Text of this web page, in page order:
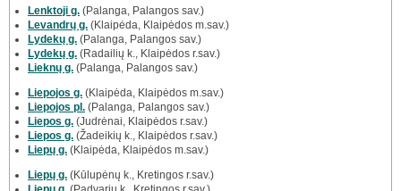
Lenktoji g. (Palanga, Palangos sav.)
Levandrų g. (Klaipėda, Klaipėdos m.sav.)
Lydekų g. (Palanga, Palangos sav.)
Lydekų g. (Radailių k., Klaipėdos r.sav.)
Lieknų g. (Palanga, Palangos sav.)
Liepojos g. (Klaipėda, Klaipėdos m.sav.)
Liepojos pl. (Palanga, Palangos sav.)
Liepos g. (Judrėnai, Klaipėdos r.sav.)
Liepos g. (Žadeikių k., Klaipėdos r.sav.)
Liepų g. (Klaipėda, Klaipėdos m.sav.)
Liepų g. (Kūlupėnų k., Kretingos r.sav.)